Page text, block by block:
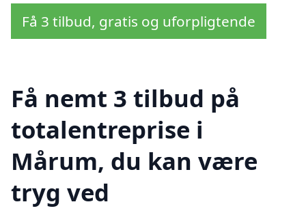
Få 3 tilbud, gratis og uforpligtende
Få nemt 3 tilbud på
totalentreprise i
Mårum, du kan være
tryg ved